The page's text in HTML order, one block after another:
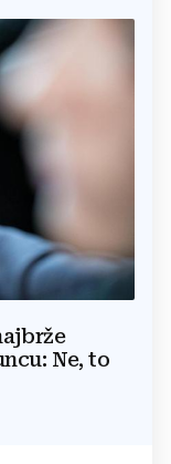
Ne, to